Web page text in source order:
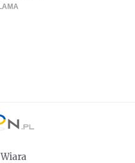
Wiara